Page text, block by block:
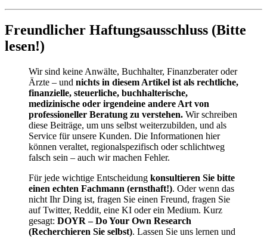
Freundlicher Haftungsausschluss (Bitte
lesen!)
Wir sind keine Anwälte, Buchhalter, Finanzberater oder
Ärzte – und nichts in diesem Artikel ist als rechtliche,
finanzielle, steuerliche, buchhalterische,
medizinische oder irgendeine andere Art von
professioneller Beratung zu verstehen. Wir schreiben
diese Beiträge, um uns selbst weiterzubilden, und als
Service für unsere Kunden. Die Informationen hier
können veraltet, regionalspezifisch oder schlichtweg
falsch sein – auch wir machen Fehler.
Für jede wichtige Entscheidung konsultieren Sie bitte
einen echten Fachmann (ernsthaft!). Oder wenn das
nicht Ihr Ding ist, fragen Sie einen Freund, fragen Sie
auf Twitter, Reddit, eine KI oder ein Medium. Kurz
gesagt: DOYR – Do Your Own Research
(Recherchieren Sie selbst). Lassen Sie uns lernen und